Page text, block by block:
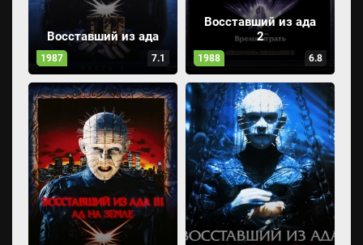
Восставший из ада
1987 7.1
Восставший из ада
2
1988 6.8